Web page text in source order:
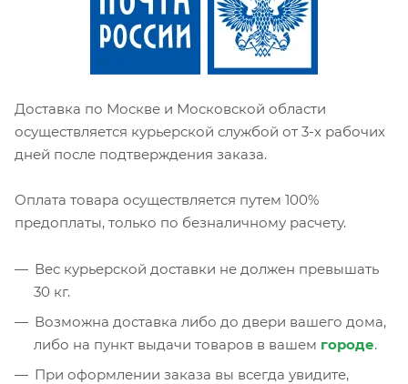
Доставка по Москве и Московской области
осуществляется курьерской службой от 3-х рабочих
дней после подтверждения заказа.
Оплата товара осуществляется путем 100%
предоплаты, только по безналичному расчету.
Вес курьерской доставки не должен превышать
30 кг.
Возможна доставка либо до двери вашего дома,
либо на пункт выдачи товаров в вашем городе.
При оформлении заказа вы всегда увидите,